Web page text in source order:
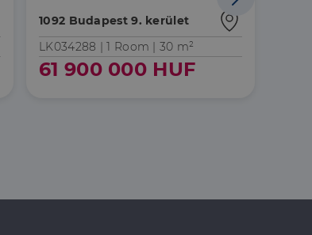
1092 Budapest 9. kerület
LK034288 |1 Room | 30 m²
61 900 000 HUF